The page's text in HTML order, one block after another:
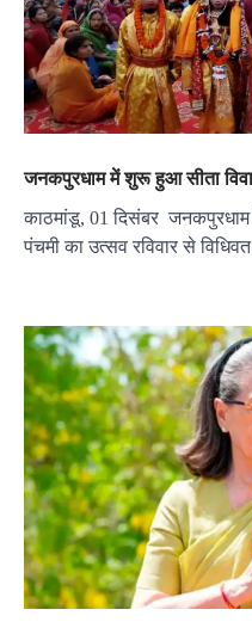
जनकपुरधाम में शुरू हुआ सीता
काठमांडू, 01 दिसंबर जनकपुरधाम
पंचमी का उत्सव रविवार से